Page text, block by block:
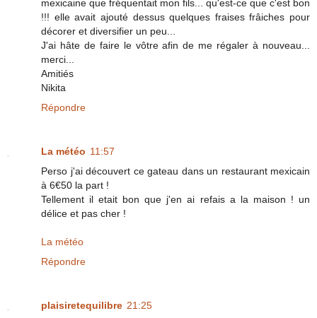
mexicaine que fréquentait mon fils... qu'est-ce que c'est bon
!!! elle avait ajouté dessus quelques fraises frâiches pour
décorer et diversifier un peu...
J'ai hâte de faire le vôtre afin de me régaler à nouveau...
merci...
Amitiés
Nikita
Répondre
La météo 11:57
Perso j'ai découvert ce gateau dans un restaurant mexicain
à 6€50 la part !
Tellement il etait bon que j'en ai refais a la maison ! un
délice et pas cher !
La météo
Répondre
plaisiretequilibre 21:25